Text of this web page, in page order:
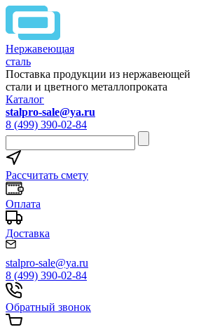
Нержавеющая
сталь
Поставка продукции из нержавеющей
стали и цветного металлопроката
Каталог
stalpro-sale@ya.ru
8 (499) 390-02-84
Рассчитать смету
Оплата
Доставка
stalpro-sale@ya.ru
8 (499) 390-02-84
Обратный звонок